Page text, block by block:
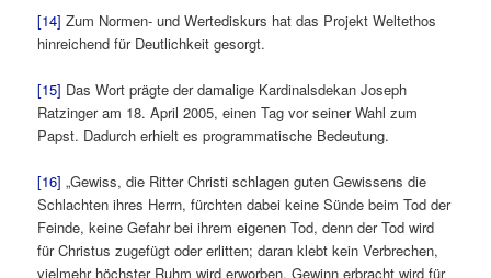
[14] Zum Normen- und Wertediskurs hat das Projekt Weltethos
hinreichend für Deutlichkeit gesorgt.
[15] Das Wort prägte der damalige Kardinalsdekan Joseph
Ratzinger am 18. April 2005, einen Tag vor seiner Wahl zum
Papst. Dadurch erhielt es programmatische Bedeutung.
[16] „Gewiss, die Ritter Christi schlagen guten Gewissens die
Schlachten ihres Herrn, fürchten dabei keine Sünde beim Tod der
Feinde, keine Gefahr bei ihrem eigenen Tod, denn der Tod wird
für Christus zugefügt oder erlitten; daran klebt kein Verbrechen,
vielmehr höchster Ruhm wird erworben. Gewinn erbracht wird für